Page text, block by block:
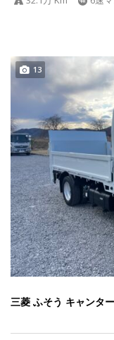
13
三菱 ふそう キャンタ